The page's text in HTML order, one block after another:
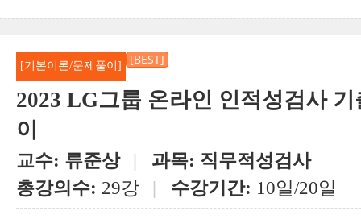
[기본이론/문제풀이] [BEST]
2023 LG그룹 온라인 인적성검사
이
교수: 류준상 | 과목: 직무적성검사
총강의수: 29강 | 수강기간: 10일/20일